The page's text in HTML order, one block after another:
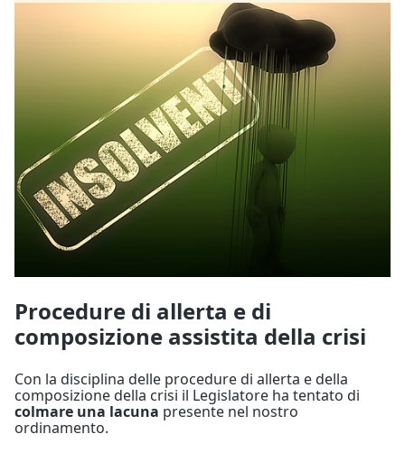
Procedure di allerta e di
composizione assistita della crisi
Con la disciplina delle procedure di allerta e della
composizione della crisi il Legislatore ha tentato di
colmare una lacuna presente nel nostro
ordinamento.